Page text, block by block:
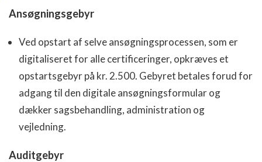
Ansøgningsgebyr
Ved opstart af selve ansøgningsprocessen, som er
digitaliseret for alle certificeringer, opkræves et
opstartsgebyr på kr. 2.500. Gebyret betales forud for
adgang til den digitale ansøgningsformular og
dækker sagsbehandling, administration og
vejledning.
Auditgebyr